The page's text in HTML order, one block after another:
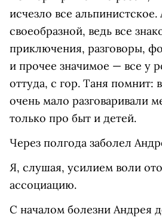
исчезло все
своеобразной, ведь все
приключения, разговоры,
и прочее значимое — все у
оттуда, с гор. Таня помнит:
очень мало разговаривали
только про быт и детей.
Через полгода заболел
Я, слушая, усилием воли
ассоциацию.
С началом болезни Андрея